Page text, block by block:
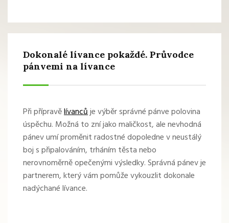
Dokonalé lívance pokaždé. Průvodce
pánvemi na lívance
Při přípravělívancůje výběr správné pánve polovina
úspěchu. Možná to zní jako maličkost, ale nevhodná
pánev umí proměnit radostné dopoledne v neustálý
boj s připalováním, trháním těsta nebo
nerovnoměrně opečenými výsledky. Správná pánev je
partnerem, který vám pomůže vykouzlit dokonale
nadýchané lívance.